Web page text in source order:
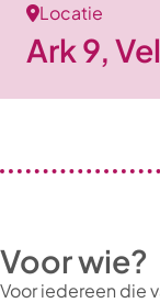
Locatie
Ark 9,
Voor wie?
Voor iedereen die